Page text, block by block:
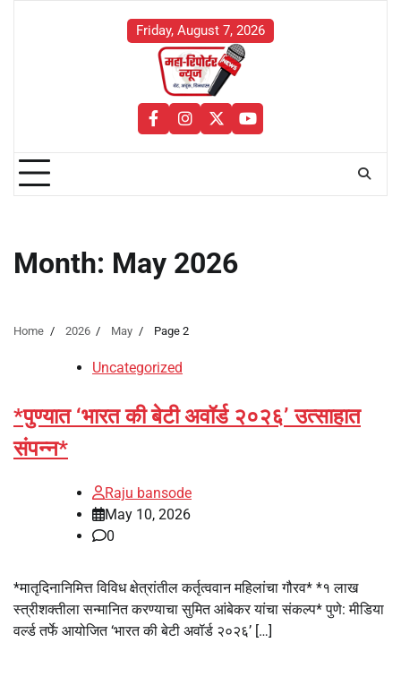
Friday, August 7, 2026
facebookinstagram
twitteryoutube
Month: May 2026
Home 2026 May Page 2
Uncategorized
*पुण्यात ‘भारत की बेटी अवॉर्ड २०२६’ उत्साहात
संपन्न*
Raju bansode
May 10, 2026
0
*मातृदिनानिमित्त विविध क्षेत्रांतील कर्तृत्ववान महिलांचा गौरव* *१ लाख
स्त्रीशक्तीला सन्मानित करण्याचा सुमित आंबेकर यांचा संकल्प* पुणे: मीडिया
वर्ल्ड तर्फे आयोजित ‘भारत की बेटी अवॉर्ड २०२६’ […]